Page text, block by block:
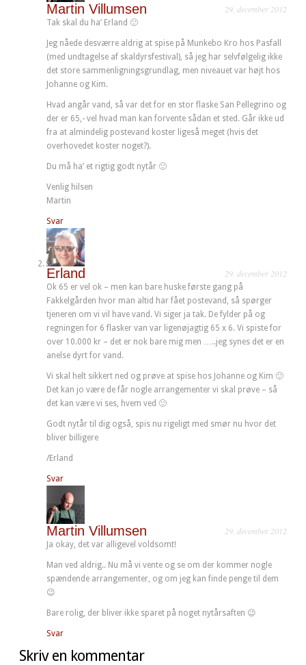
Martin Villumsen 29. december 2012
Tak skal du ha’ Erland 🙂
Jeg nåede desværre aldrig at spise på Munkebo Kro hos Pasfall
(med undtagelse af skaldyrsfestival), så jeg har selvfølgelig ikke
det store sammenligningsgrundlag, men niveauet var højt hos
Johanne og Kim.
Hvad angår vand, så var det for en stor flaske San Pellegrino og
der er 65,- vel hvad man kan forvente sådan et sted. Går ikke ud
fra at almindelig postevand koster ligeså meget (hvis det
overhovedet koster noget?).
Du må ha’ et rigtig godt nytår 🙂
Venlig hilsen
Martin
Svar
Erland 29. december 2012
Ok 65 er vel ok – men kan bare huske første gang på
Fakkelgården hvor man altid har fået postevand, så spørger
tjeneren om vi vil have vand. Vi siger ja tak. De fylder på og
regningen for 6 flasker van var ligenøjagtig 65 x 6. Vi spiste for
over 10.000 kr – det er nok bare mig men …..jeg synes det er en
anelse dyrt for vand.
Vi skal helt sikkert ned og prøve at spise hos Johanne og Kim 🙂
Det kan jo være de får nogle arrangementer vi skal prøve – så
det kan være vi ses, hvem ved 🙂
Godt nytår til dig også, spis nu rigeligt med smør nu hvor det
bliver billigere
/Erland
Svar
Martin Villumsen 29. december 2012
Ja okay, det var alligevel voldsomt!
Man ved aldrig.. Nu må vi vente og se om der kommer nogle
spændende arrangementer, og om jeg kan finde penge til dem
😉
Bare rolig, der bliver ikke sparet på noget nytårsaften 😉
Svar
Skriv en kommentar